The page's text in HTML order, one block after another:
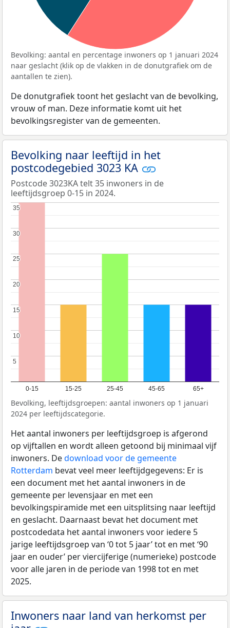
Bevolking: aantal en percentage inwoners op 1 januari 2024
naar geslacht (klik op de vlakken in de donutgrafiek om de
aantallen te zien).
De donutgrafiek toont het geslacht van de bevolking,
vrouw of man. Deze informatie komt uit het
bevolkingsregister van de gemeenten.
Bevolking naar leeftijd in het
postcodegebied 3023 KA
Postcode 3023KA telt 35 inwoners in de
leeftijdsgroep 0-15 in 2024.
0-15 15-25 25-45 45-65 65+
5
5
10
10
15
15
20
20
25
25
30
30
35
35
Bevolking, leeftijdsgroepen: aantal inwoners op 1 januari
2024 per leeftijdscategorie.
Het aantal inwoners per leeftijdsgroep is afgerond
op vijftallen en wordt alleen getoond bij minimaal vijf
inwoners. Dedownload voor de gemeente
Rotterdam bevat veel meer leeftijdgegevens: Er is
een document met het aantal inwoners in de
gemeente per levensjaar en met een
bevolkingspiramide met een uitsplitsing naar leeftijd
en geslacht. Daarnaast bevat het document met
postcodedata het aantal inwoners voor iedere 5
jarige leeftijdsgroep van ‘0 tot 5 jaar’ tot en met ‘90
jaar en ouder’ per viercijferige (numerieke) postcode
voor alle jaren in de periode van 1998 tot en met
2025.
Inwoners naar land van herkomst per